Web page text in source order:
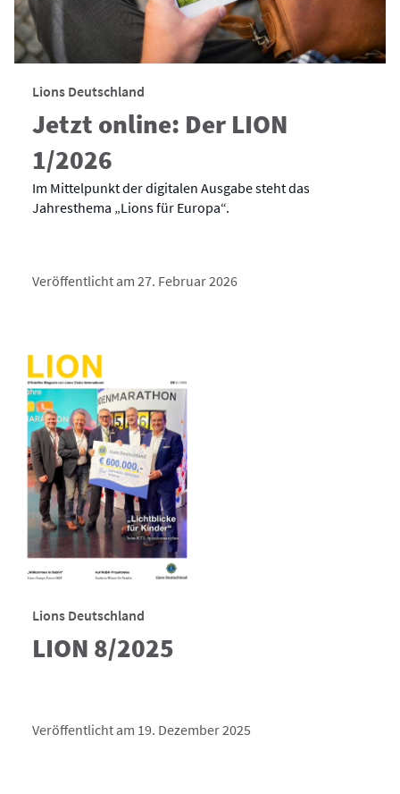
Lions Deutschland
Jetzt online: Der LION
1/2026
Im Mittelpunkt der digitalen Ausgabe steht das
Jahresthema „Lions für Europa“.
Veröffentlicht am 27. Februar 2026
Lions Deutschland
LION 8/2025
Veröffentlicht am 19. Dezember 2025